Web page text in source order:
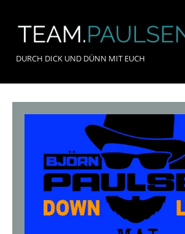
Home
DURCH DICK UND DÜNN MIT EUCH